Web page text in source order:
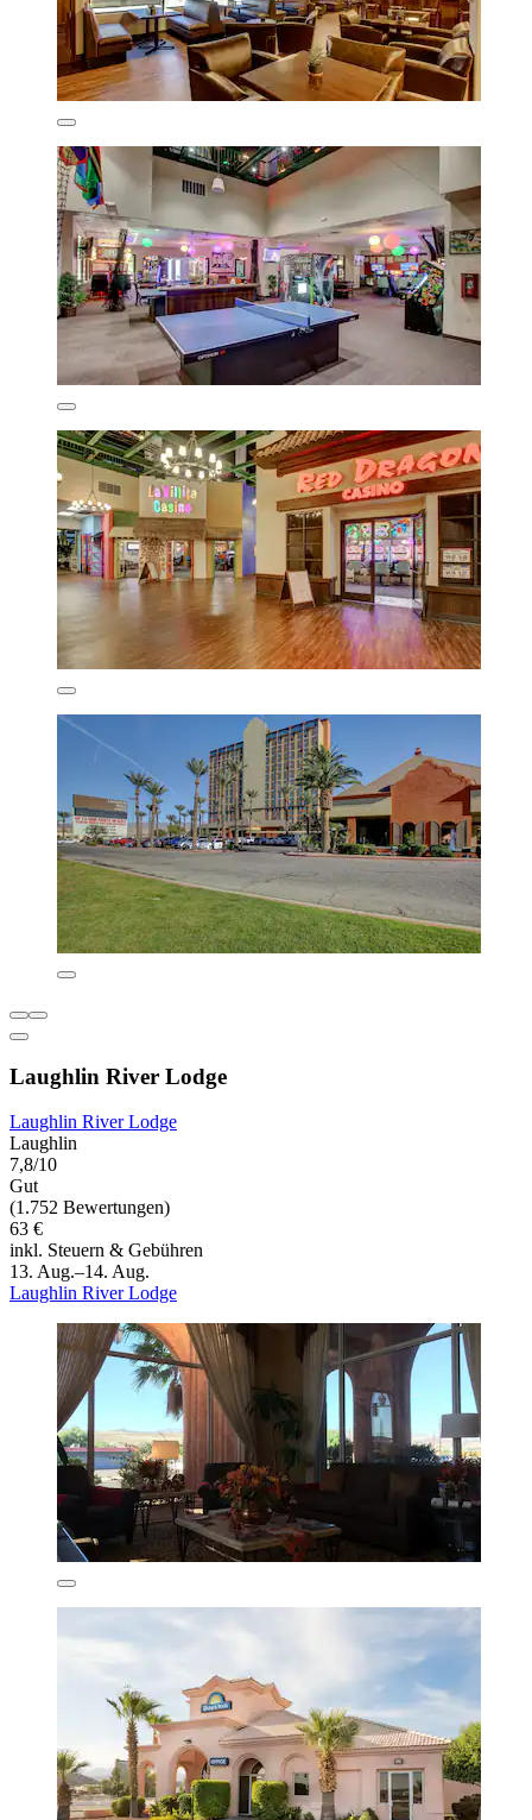
Laughlin River Lodge
Laughlin River Lodge
Laughlin
7,8/10
Gut
(1.752 Bewertungen)
63 €
inkl. Steuern & Gebühren
13. Aug.–14. Aug.
Laughlin River Lodge